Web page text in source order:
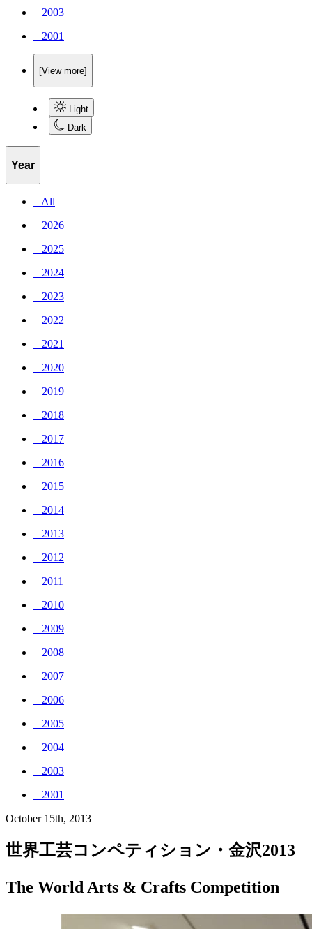
_ 2003
_ 2001
[View more]
Light
Dark
Year
_ All
_ 2026
_ 2025
_ 2024
_ 2023
_ 2022
_ 2021
_ 2020
_ 2019
_ 2018
_ 2017
_ 2016
_ 2015
_ 2014
_ 2013
_ 2012
_ 2011
_ 2010
_ 2009
_ 2008
_ 2007
_ 2006
_ 2005
_ 2004
_ 2003
_ 2001
October 15th, 2013
世界工芸コンペティション・金沢2013
The World Arts & Crafts Competition